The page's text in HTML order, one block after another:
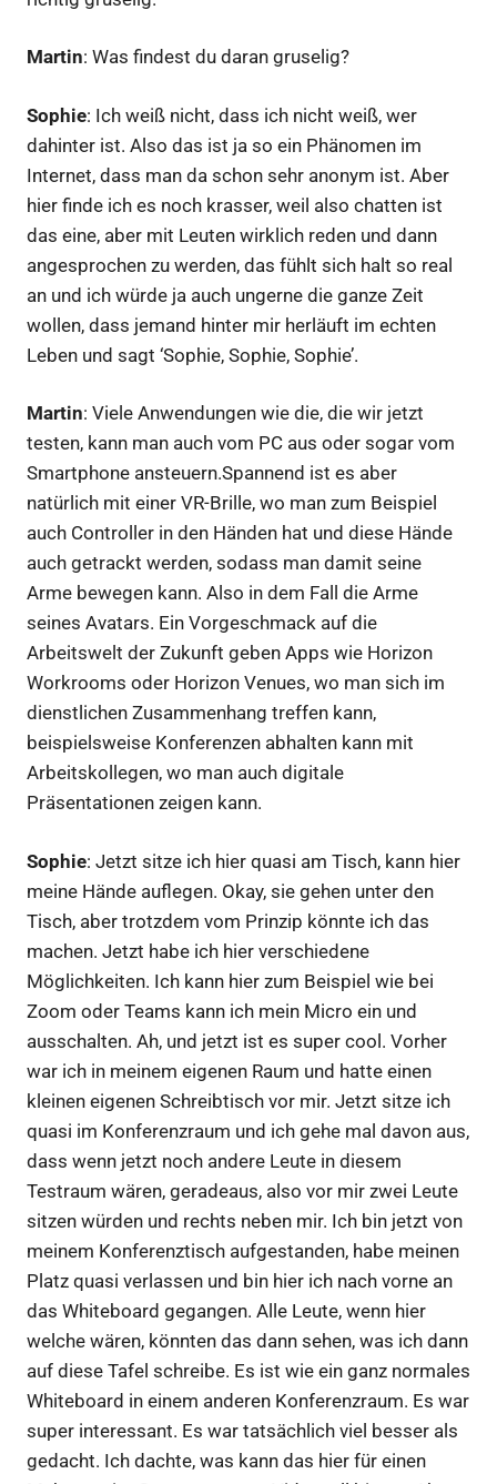
Martin: Was findest du daran gruselig?
Sophie: Ich weiß nicht, dass ich nicht weiß, wer
dahinter ist. Also das ist ja so ein Phänomen im
Internet, dass man da schon sehr anonym ist. Aber
hier finde ich es noch krasser, weil also chatten ist
das eine, aber mit Leuten wirklich reden und dann
angesprochen zu werden, das fühlt sich halt so real
an und ich würde ja auch ungerne die ganze Zeit
wollen, dass jemand hinter mir herläuft im echten
Leben und sagt ‘Sophie, Sophie, Sophie’.
Martin: Viele Anwendungen wie die, die wir jetzt
testen, kann man auch vom PC aus oder sogar vom
Smartphone ansteuern.Spannend ist es aber
natürlich mit einer VR-Brille, wo man zum Beispiel
auch Controller in den Händen hat und diese Hände
auch getrackt werden, sodass man damit seine
Arme bewegen kann. Also in dem Fall die Arme
seines Avatars. Ein Vorgeschmack auf die
Arbeitswelt der Zukunft geben Apps wie Horizon
Workrooms oder Horizon Venues, wo man sich im
dienstlichen Zusammenhang treffen kann,
beispielsweise Konferenzen abhalten kann mit
Arbeitskollegen, wo man auch digitale
Präsentationen zeigen kann.
Sophie: Jetzt sitze ich hier quasi am Tisch, kann hier
meine Hände auflegen. Okay, sie gehen unter den
Tisch, aber trotzdem vom Prinzip könnte ich das
machen. Jetzt habe ich hier verschiedene
Möglichkeiten. Ich kann hier zum Beispiel wie bei
Zoom oder Teams kann ich mein Micro ein und
ausschalten. Ah, und jetzt ist es super cool. Vorher
war ich in meinem eigenen Raum und hatte einen
kleinen eigenen Schreibtisch vor mir. Jetzt sitze ich
quasi im Konferenzraum und ich gehe mal davon aus,
dass wenn jetzt noch andere Leute in diesem
Testraum wären, geradeaus, also vor mir zwei Leute
sitzen würden und rechts neben mir. Ich bin jetzt von
meinem Konferenztisch aufgestanden, habe meinen
Platz quasi verlassen und bin hier ich nach vorne an
das Whiteboard gegangen. Alle Leute, wenn hier
welche wären, könnten das dann sehen, was ich dann
auf diese Tafel schreibe. Es ist wie ein ganz normales
Whiteboard in einem anderen Konferenzraum. Es war
super interessant. Es war tatsächlich viel besser als
gedacht. Ich dachte, was kann das hier für einen